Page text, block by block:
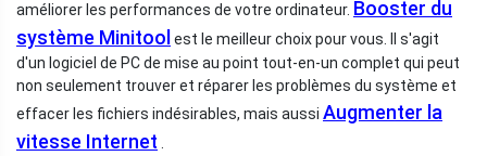
améliorer les performances de votre ordinateur. Booster du
système Minitool est le meilleur choix pour vous. Il s'agit
d'un logiciel de PC de mise au point tout-en-un complet qui peut
non seulement trouver et réparer les problèmes du système et
effacer les fichiers indésirables, mais aussi Augmenter la
vitesse Internet